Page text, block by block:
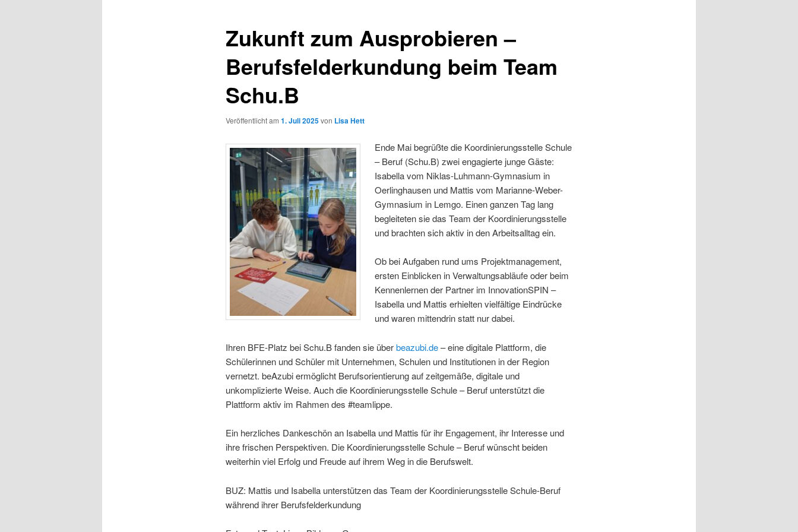
Zukunft zum Ausprobieren –
Berufsfelderkundung beim Team
Schu.B
Veröffentlicht am 1. Juli 2025von Lisa Hett
Ende Mai begrüßte die Koordinierungsstelle Schule
– Beruf (Schu.B) zwei engagierte junge Gäste:
Isabella vom Niklas-Luhmann-Gymnasium in
Oerlinghausen und Mattis vom Marianne-Weber-
Gymnasium in Lemgo. Einen ganzen Tag lang
begleiteten sie das Team der Koordinierungsstelle
und brachten sich aktiv in den Arbeitsalltag ein.
Ob bei Aufgaben rund ums Projektmanagement,
ersten Einblicken in Verwaltungsabläufe oder beim
Kennenlernen der Partner im InnovationSPIN –
Isabella und Mattis erhielten vielfältige Eindrücke
und waren mittendrin statt nur dabei.
Ihren BFE-Platz bei Schu.B fanden sie überbeazubi.de– eine digitale Plattform, die
Schülerinnen und Schüler mit Unternehmen, Schulen und Institutionen in der Region
vernetzt. beAzubi ermöglicht Berufsorientierung auf zeitgemäße, digitale und
unkomplizierte Weise. Auch die Koordinierungsstelle Schule – Beruf unterstützt die
Plattform aktiv im Rahmen des #teamlippe.
Ein herzliches Dankeschön an Isabella und Mattis für ihr Engagement, ihr Interesse und
ihre frischen Perspektiven. Die Koordinierungsstelle Schule – Beruf wünscht beiden
weiterhin viel Erfolg und Freude auf ihrem Weg in die Berufswelt.
BUZ: Mattis und Isabella unterstützen das Team der Koordinierungsstelle Schule-Beruf
während ihrer Berufsfelderkundung